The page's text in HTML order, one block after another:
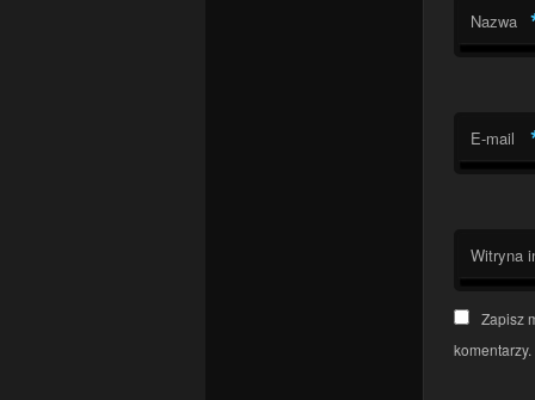
Nazwa
E-mail
Witryna
Zapisz
komentarzy.